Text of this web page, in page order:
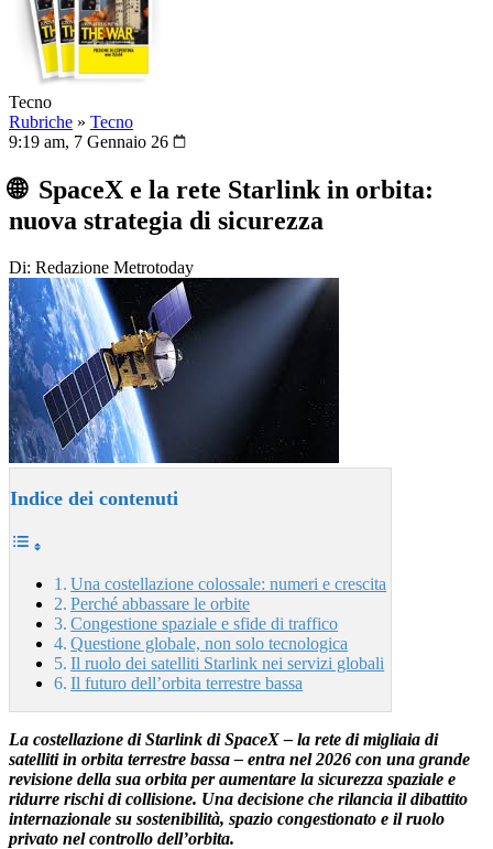
Tecno
Rubriche » Tecno
9:19 am, 7 Gennaio 26
🌐 SpaceX e la rete Starlink in orbita:
nuova strategia di sicurezza
Di: Redazione Metrotoday
Indice dei contenuti
Una costellazione colossale: numeri e crescita
Perché abbassare le orbite
Congestione spaziale e sfide di traffico
Questione globale, non solo tecnologica
Il ruolo dei satelliti Starlink nei servizi globali
Il futuro dell’orbita terrestre bassa
La costellazione di Starlink di SpaceX – la rete di migliaia di
satelliti in orbita terrestre bassa – entra nel 2026 con una grande
revisione della sua orbita per aumentare la sicurezza spaziale e
ridurre rischi di collisione. Una decisione che rilancia il dibattito
internazionale su sostenibilità, spazio congestionato e il ruolo
privato nel controllo dell’orbita.